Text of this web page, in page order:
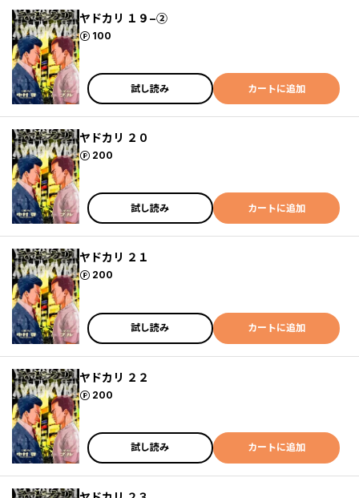
ヤドカリ １９−②
100
ポイント
試し読み カートに追加
ヤドカリ ２０
200
ポイント
試し読み カートに追加
ヤドカリ ２１
200
ポイント
試し読み カートに追加
ヤドカリ ２２
200
ポイント
試し読み カートに追加